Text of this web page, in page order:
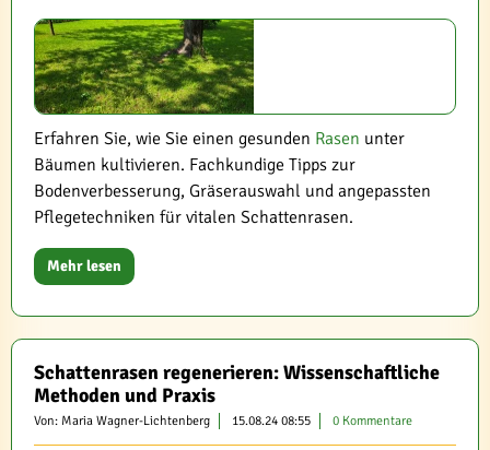
Erfahren Sie, wie Sie einen gesunden Rasen unter
Bäumen kultivieren. Fachkundige Tipps zur
Bodenverbesserung, Gräserauswahl und angepassten
Pflegetechniken für vitalen Schattenrasen.
Mehr lesen
Schattenrasen regenerieren: Wissenschaftliche
Methoden und Praxis
Von: Maria Wagner-Lichtenberg 15.08.24 08:55 0 Kommentare